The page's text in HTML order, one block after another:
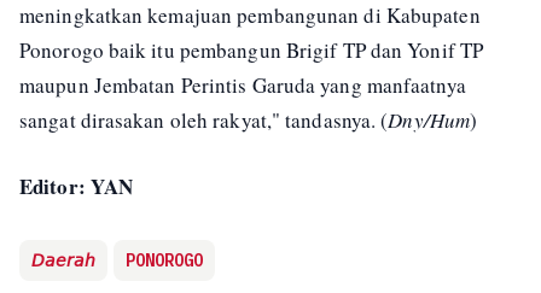
meningkatkan kemajuan pembangunan di Kabupaten
Ponorogo baik itu pembangun Brigif TP dan Yonif TP
maupun Jembatan Perintis Garuda yang manfaatnya
sangat dirasakan oleh rakyat," tandasnya. (Dny/Hum)
Editor: YAN
𝘋𝘢𝘦𝘳𝘢𝘩 PONOROGO